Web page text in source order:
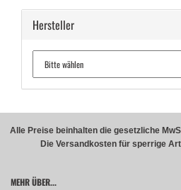
Hersteller
Alle Preise beinhalten die gesetzliche
Die Versandkosten für sperrige
MEHR ÜBER...